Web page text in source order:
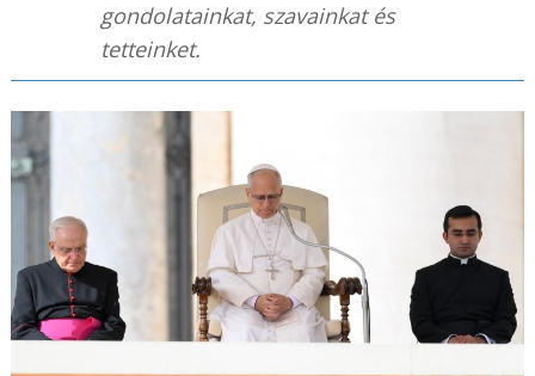
gondolatainkat, szavainkat és
tetteinket.